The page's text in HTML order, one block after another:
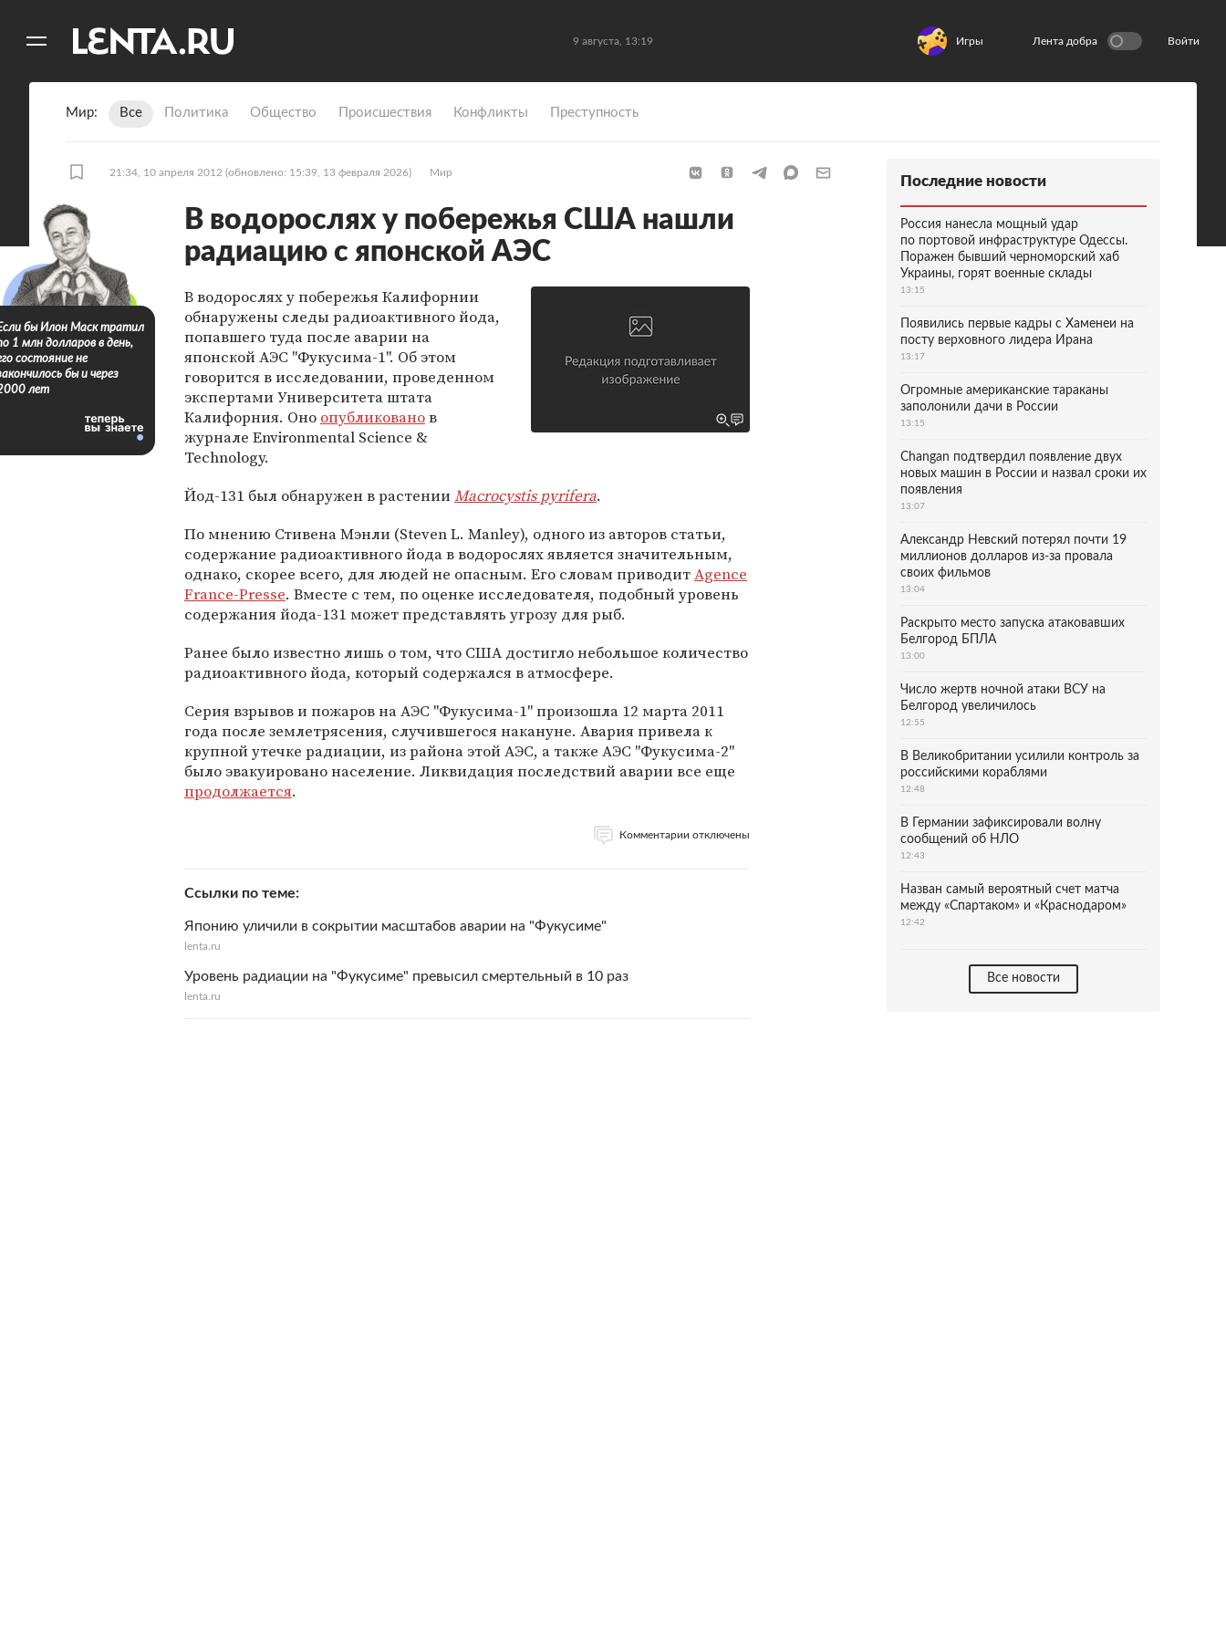
9 августа, 13:19 Игры Лента добра Войти
Мир Все Политика Общество Происшествия Конфликты Преступность
21:34, 10 апреля 2012 (обновлено: 15:39, 13 февраля 2026) Мир
В водорослях у побережья США нашли
радиацию с японской АЭС
В водорослях у побережья Калифорнии
обнаружены следы радиоактивного йода,
попавшего туда после аварии на
японской АЭС "Фукусима-1". Об этом
говорится в исследовании, проведенном
экспертами Университета штата
Калифорния. Оно опубликованов
журнале Environmental Science &
Technology.
Йод-131 был обнаружен в растенииMacrocystis pyrifera.
По мнению Стивена Мэнли (Steven L. Manley), одного из авторов статьи,
содержание радиоактивного йода в водорослях является значительным,
однако, скорее всего, для людей не опасным. Его словам приводитAgence
France-Presse. Вместе с тем, по оценке исследователя, подобный уровень
содержания йода-131 может представлять угрозу для рыб.
Ранее было известно лишь о том, что США достигло небольшое количество
радиоактивного йода, который содержался в атмосфере.
Серия взрывов и пожаров на АЭС "Фукусима-1" произошла 12 марта 2011
года после землетрясения, случившегося накануне. Авария привела к
крупной утечке радиации, из района этой АЭС, а также АЭС "Фукусима-2"
было эвакуировано население. Ликвидация последствий аварии все еще
продолжается.
Комментарии отключены
Ссылки по теме
Японию уличили в сокрытии масштабов аварии на "Фукусиме"
lenta.ru
Уровень радиации на "Фукусиме" превысил смертельный в 10 раз
lenta.ru
бы Илон Маск тратил
1 млн долларов в день,
состояние не
бы и через
лет
Последние новости
Россия нанесла мощный удар
по портовой инфраструктуре Одессы.
Поражен бывший черноморский хаб
Украины, горят военные склады
13:15
Появились первые кадры с Хаменеи на
посту верховного лидера Ирана
13:17
Огромные американские тараканы
заполонили дачи в России
13:15
Changan подтвердил появление двух
новых машин в России и назвал сроки их
появления
13:07
Александр Невский потерял почти 19
миллионов долларов из-за провала
своих фильмов
13:04
Раскрыто место запуска атаковавших
Белгород БПЛА
13:00
Число жертв ночной атаки ВСУ на
Белгород увеличилось
12:55
В Великобритании усилили контроль за
российскими кораблями
12:48
В Германии зафиксировали волну
сообщений об НЛО
12:43
Назван самый вероятный счет матча
между «Спартаком» и «Краснодаром»
12:42
Все новости